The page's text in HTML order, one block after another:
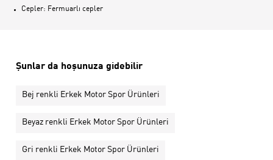
Cepler: Fermuarlı cepler
Şunlar da hoşunuza gidebilir
Bej renkli Erkek Motor Spor Ürünleri
Beyaz renkli Erkek Motor Spor Ürünleri
Gri renkli Erkek Motor Spor Ürünleri